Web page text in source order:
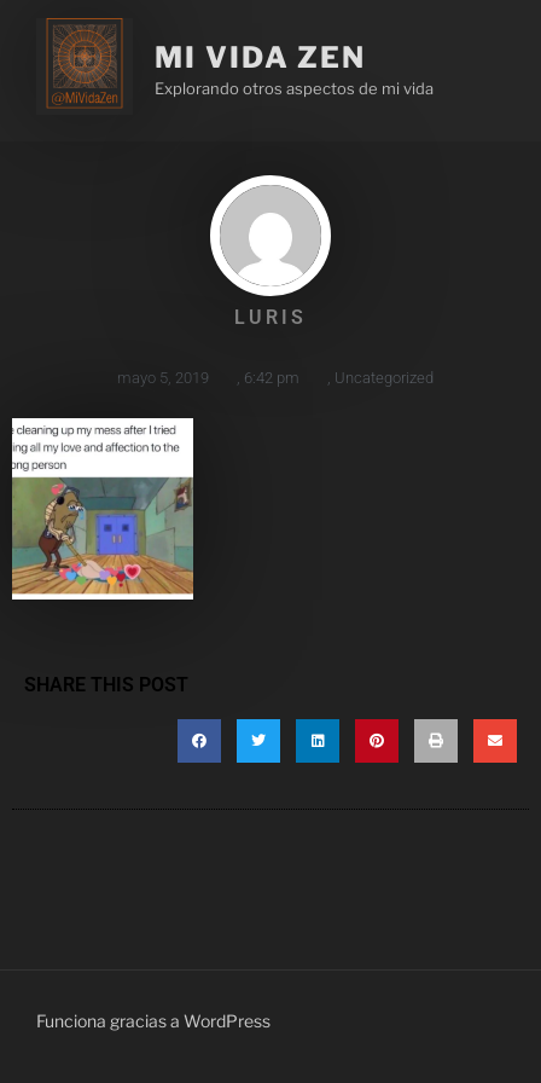
MI VIDA ZEN
Explorando otros aspectos de mi vida
LURIS
mayo 5, 2019 6:42 pm Uncategorized
SHARE THIS POST
Funciona gracias a WordPress